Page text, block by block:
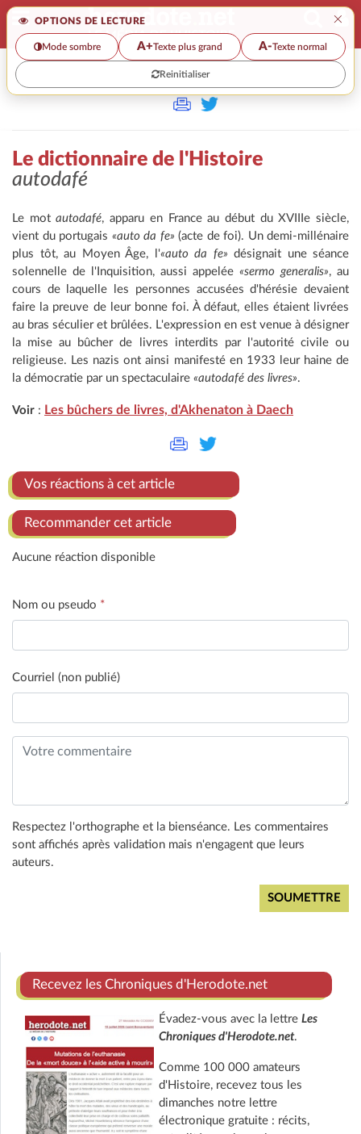
OPTIONS DE LECTURE ×
Mode sombre A+Texte plus grand A-Texte normal
Reinitialiser
>>
Le dictionnaire de l'Histoire
autodafé
Le motautodafé, apparu en France au début du XVIIIe siècle,
vient du portugais «auto da fe» (acte de foi). Un demi-millénaire
plus tôt, au Moyen Âge, l'«auto da fe» désignait une séance
solennelle de l'Inquisition, aussi appelée «sermo generalis», au
cours de laquelle les personnes accusées d'hérésie devaient
faire la preuve de leur bonne foi. À défaut, elles étaient livrées
au bras séculier et brûlées. L'expression en est venue à désigner
la mise au bûcher de livres interdits par l'autorité civile ou
religieuse. Les nazis ont ainsi manifesté en 1933 leur haine de
la démocratie par un spectaculaire «autodafé des livres».
Voir : Les bûchers de livres, d'Akhenaton à Daech
Vos réactions à cet article
Recommander cet article
Aucune réaction disponible
Nom ou pseudo *
Courriel (non publié)
Respectez l'orthographe et la bienséance. Les commentaires
sont affichés après validation mais n'engagent que leurs
auteurs.
Recevez les Chroniques d'Herodote.net
Évadez-vous avec la lettre Les
Chroniques d'Herodote.net.
Comme 100 000 amateurs
d'Histoire, recevez tous les
dimanches notre lettre
électronique gratuite : récits,